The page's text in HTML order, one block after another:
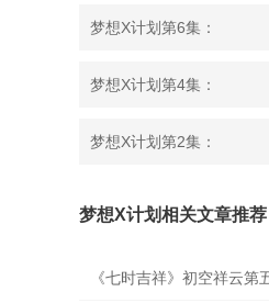
梦想X计划第6集：
梦想X计划第4集：
梦想X计划第2集：
梦想X计划相关文章推荐
《七时吉祥》初空祥云第